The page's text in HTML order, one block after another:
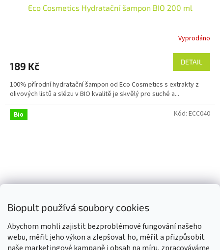
Biopult používá soubory cookies
Abychom mohli zajistit bezproblémové fungování našeho
webu, měřit jeho výkon a zlepšovat ho, měřit a přizpůsobit
Eco Cosmetics Hydratační šampon BIO 200 ml
je
z
5
hvězdiček.
Vyprodáno
189 Kč DETAIL
100% přírodní hydratační šampon od Eco Cosmetics s extrakty z
olivových listů a slézu v BIO kvalitě je skvělý pro suché a...
Bio Kód: ECC040